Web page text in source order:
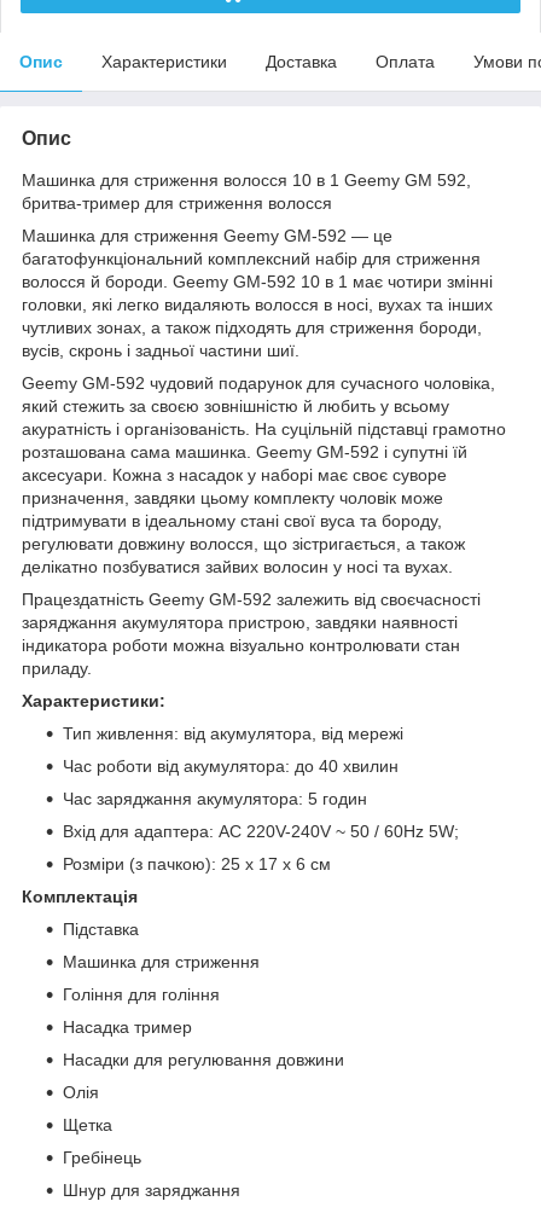
Опис Характеристики Доставка Оплата Умови
Опис
Машинка для стриження волосся 10 в 1 Geemy GM 592,
бритва-тример для стриження волосся
Машинка для стриження Geemy GM-592 — це
багатофункціональний комплексний набір для стриження
волосся й бороди. Geemy GM-592 10 в 1 має чотири змінні
головки, які легко видаляють волосся в носі, вухах та інших
чутливих зонах, а також підходять для стриження бороди,
вусів, скронь і задньої частини шиї.
Geemy GM-592 чудовий подарунок для сучасного чоловіка,
який стежить за своєю зовнішністю й любить у всьому
акуратність і організованість. На суцільній підставці грамотно
розташована сама машинка. Geemy GM-592 і супутні їй
аксесуари. Кожна з насадок у наборі має своє суворе
призначення, завдяки цьому комплекту чоловік може
підтримувати в ідеальному стані свої вуса та бороду,
регулювати довжину волосся, що зістригається, а також
делікатно позбуватися зайвих волосин у носі та вухах.
Працездатність Geemy GM-592 залежить від своєчасності
заряджання акумулятора пристрою, завдяки наявності
індикатора роботи можна візуально контролювати стан
приладу.
Характеристики:
Тип живлення: від акумулятора, від мережі
Час роботи від акумулятора: до 40 хвилин
Час заряджання акумулятора: 5 годин
Вхід для адаптера: AC 220V-240V ~ 50 / 60Hz 5W;
Розміри (з пачкою): 25 х 17 х 6 см
Комплектація
Підставка
Машинка для стриження
Гоління для гоління
Насадка тример
Насадки для регулювання довжини
Олія
Щетка
Гребінець
Шнур для заряджання